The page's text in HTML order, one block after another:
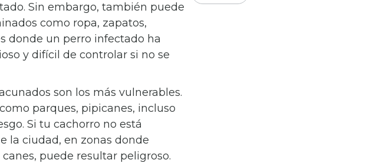
Sin embargo, también puede
como ropa, zapatos,
donde un perro infectado ha
y difícil de controlar si no se
son los más vulnerables.
parques, pipicanes, incluso
Si tu cachorro no está
la ciudad, en zonas donde
puede resultar peligroso.